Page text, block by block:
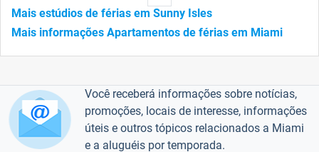
Mais estúdios de férias em Sunny Isles
Mais informações Apartamentos de férias em Miami
Você receberá informações sobre notícias,
promoções, locais de interesse, informações
úteis e outros tópicos relacionados a Miami
e a aluguéis por temporada.